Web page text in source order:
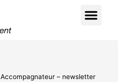
Accompagnateur – newsletter